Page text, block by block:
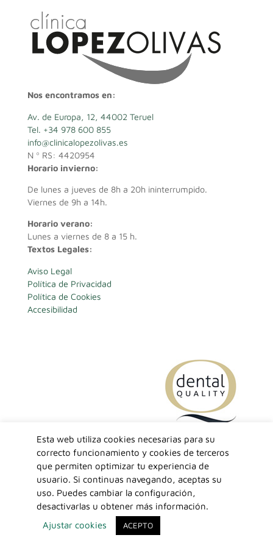
Nos encontramos en:
Av. de Europa, 12, 44002 Teruel
Tel. +34 978 600 855
info@clinicalopezolivas.es
N º RS: 4420954
Horario invierno:
De lunes a jueves de 8h a 20h ininterrumpido.
Viernes de 9h a 14h.
Horario verano:
Lunes a viernes de 8 a 15 h.
Textos Legales:
Aviso Legal
Política de Privacidad
Política de Cookies
Accesibilidad
© Copyright 2026 - Clínica LOPEZ OLIVAS
Esta web utiliza cookies necesarias para su
correcto funcionamiento y cookies de terceros
que permiten optimizar tu experiencia de
usuario. Si continuas navegando, aceptas su
uso. Puedes cambiar la configuración,
desactivarlas u obtener más información.
Ajustar cookies
ACEPTO